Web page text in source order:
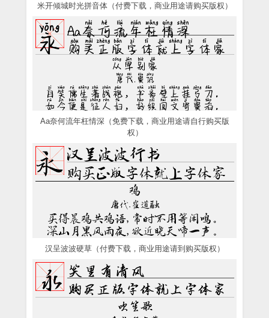
米开倾城时光拼音体（付费下载，商业用途请购买版权）
Aa奈何流年枉情深（免费下载，商业用途请自行购买版
权）
汉呈波波硬草（付费下载，商业用途请到购买版权）